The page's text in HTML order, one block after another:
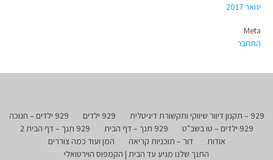
ינואר 2017
Meta
התחבר
929 – תקנון דיוור שיווקי ותקשורת דיגיטלית 929 ילדים
929 ילדים – חנוכה
929 ילדים – טו בשב"ט
929 תנך – דף הבית
929 תנך – דף הבית 2
אודות
דור – תוכניות קריאה
המן ועוד כמה צוררים
התנך שלנו מגיע עד הבית | הקמפוס הוירטואלי